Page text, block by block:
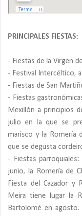
PRINCIPALES FIESTAS:
- Fiestas de la Virgen
- Festival Intercéltico,
- Fiestas de San
- Fiestas
Mexillón a principios
julio en la que se
marisco y la Romería
que se degusta
- Fiestas
junio, la Romería de
Fiesta del Cazador y
Meira tiene lugar la
Bartolomé en agosto.